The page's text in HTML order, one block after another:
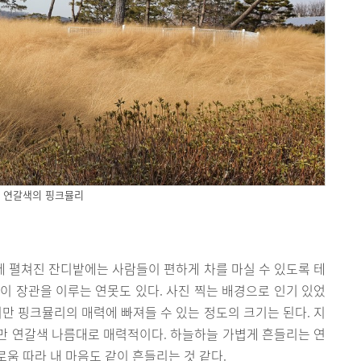
연갈색의 핑크뮬리
쳐진 잔디밭에는 사람들이 편하게 차를 마실 수 있도록 테
장관을 이루는 연못도 있다. 사진 찍는 배경으로 인기 있었
핑크뮬리의 매력에 빠져들 수 있는 정도의 크기는 된다. 지
연갈색 나름대로 매력적이다. 하늘하늘 가볍게 흔들리는 연
따라 내 마음도 같이 흔들리는 것 같다.